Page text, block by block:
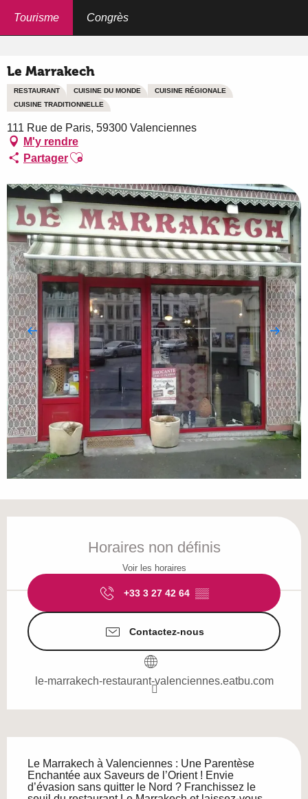
Tourisme Congrès
Le Marrakech
RESTAURANT CUISINE DU MONDE
CUISINE RÉGIONALE
CUISINE TRADITIONNELLE
111 Rue de Paris, 59300 Valenciennes
M'y rendre
PartagerAjouter aux favoris
Horaires non définis
Voir les horaires
+33 3 27 42 64 ▒▒
Contactez-nous
le-marrakech-restaurant-valenciennes.eatbu.com
Le Marrakech à Valenciennes : Une Parentèse
Enchantée aux Saveurs de l’Orient ! Envie
d’évasion sans quitter le Nord ? Franchissez le